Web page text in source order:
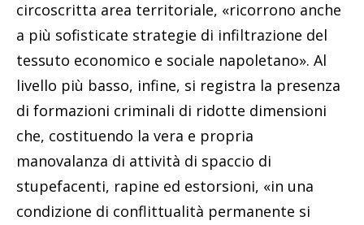
circoscritta area territoriale, «ricorrono anche
a più sofisticate strategie di infiltrazione del
tessuto economico e sociale napoletano». Al
livello più basso, infine, si registra la presenza
di formazioni criminali di ridotte dimensioni
che, costituendo la vera e propria
manovalanza di attività di spaccio di
stupefacenti, rapine ed estorsioni, «in una
condizione di conflittualità permanente si